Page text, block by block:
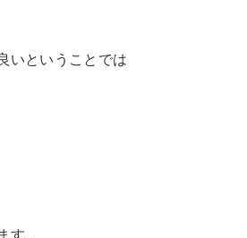
いということでは
す。